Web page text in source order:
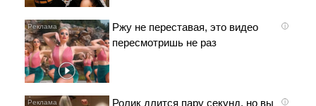
i
Ржу не переставая, это видео
пересмотришь не раз
i
Ролик длится пару секунд, но вы